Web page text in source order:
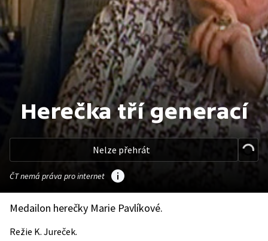
Herečka tří generací
Nelze přehrát
ČT nemá práva pro internet
Medailon herečky Marie Pavlíkové.
Režie K. Jureček.